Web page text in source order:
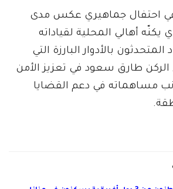
في احتفال جماهيري عكس مدى
يكنّه أهالي المحلية لقياداته
بالأدوار البارزة التي
الركن طارق سعود في تعزيز الأمن
مساهماته في دعم القضايا